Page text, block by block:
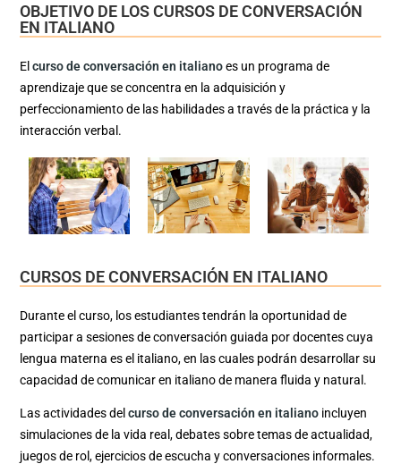
OBJETIVO DE LOS CURSOS DE CONVERSACIÓN
EN ITALIANO
El curso de conversación en italianoes un programa de
aprendizaje que se concentra en la adquisición y
perfeccionamiento de las habilidades a través de la práctica y la
interacción verbal.
CURSOS DE CONVERSACIÓN EN ITALIANO
Durante el curso, los estudiantes tendrán la oportunidad de
participar a sesiones de conversación guiada por docentes cuya
lengua materna es el italiano, en las cuales podrán desarrollar su
capacidad de comunicar en italiano de manera fluida y natural.
Las actividades del curso de conversación en italiano incluyen
simulaciones de la vida real, debates sobre temas de actualidad,
juegos de rol, ejercicios de escucha y conversaciones informales.